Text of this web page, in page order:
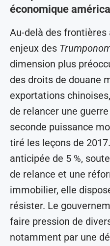
économique
Au-delà des frontières
enjeux des
dimension plus
des droits de douane
exportations
de relancer une
seconde puissance
tiré les leçons de
anticipée de 5 %,
de relance et une
immobilier, elle
résister. Le
faire pression de
notamment par une